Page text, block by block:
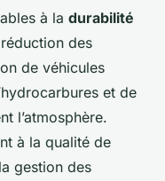
à la durabilité
des
de véhicules
et de
l’atmosphère.
à la qualité de
gestion des